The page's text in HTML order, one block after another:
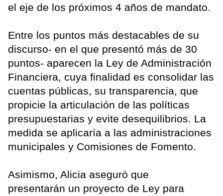
el eje de los próximos 4 años de mandato.
Entre los puntos más destacables de su
discurso- en el que presentó más de 30
puntos- aparecen la Ley de Administración
Financiera, cuya finalidad es consolidar las
cuentas públicas, su transparencia, que
propicie la articulación de las políticas
presupuestarias y evite desequilibrios. La
medida se aplicaría a las administraciones
municipales y Comisiones de Fomento.
Asimismo, Alicia aseguró que
presentarán un proyecto de Ley para